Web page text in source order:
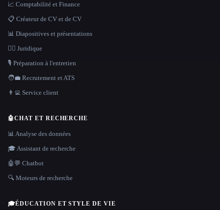
📈 Comptabilité et Finance
📋 Créateur de CV et de CV
📊 Diapositives et présentations
👩‍⚖️ Juridique
🎙️ Préparation à l'entretien
🧑‍💼 Recrutement et ATS
👨‍💻 Service client
🤖CHAT ET RECHERCHE
📊 Analyse des données
🎓 Assistant de recherche
🤖💬 Chatbot
🔍 Moteurs de recherche
🎓ÉDUCATION ET STYLE DE VIE